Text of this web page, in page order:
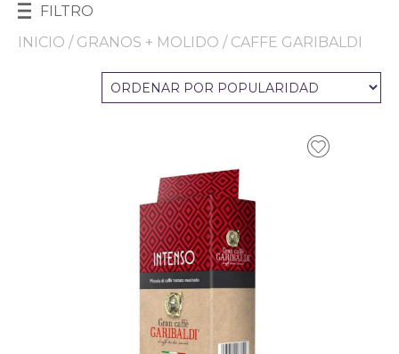
FILTRO
INICIO / GRANOS + MOLIDO / CAFFE GARIBALDI